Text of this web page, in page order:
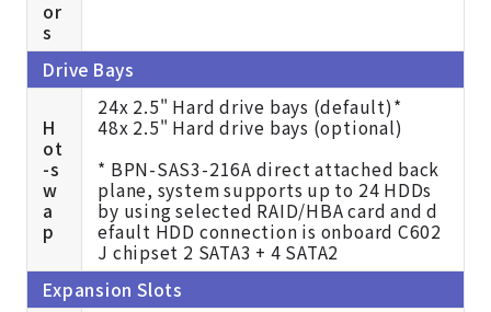
or
s
Drive Bays
H
ot
-s
w
a
p
24x 2.5" Hard drive bays (default)*
48x 2.5" Hard drive bays (optional)
* BPN-SAS3-216A direct attached back
plane, system supports up to 24 HDDs
by using selected RAID/HBA card and d
efault HDD connection is onboard C602
J chipset 2 SATA3 + 4 SATA2
Expansion Slots